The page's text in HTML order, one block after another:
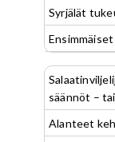
Syrjälät
säännöt –
Alanteet